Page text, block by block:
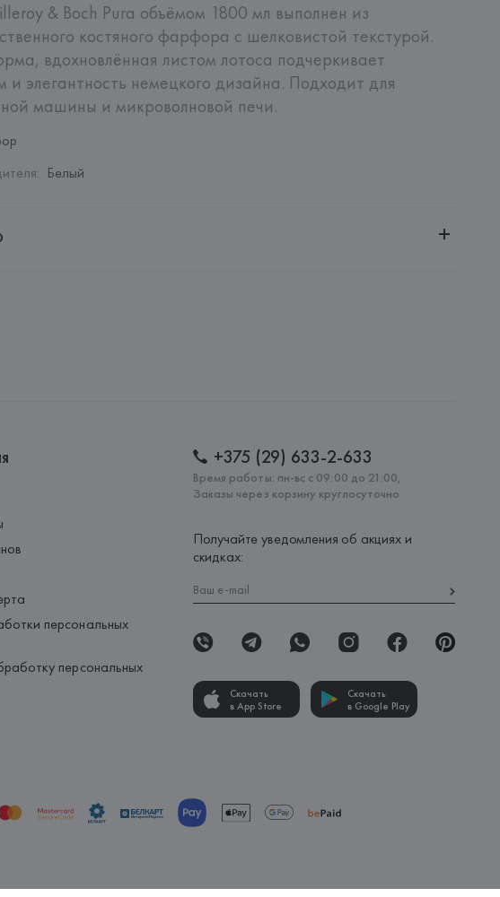
& Boch Pura объёмом 1800 мл выполнен из
костяного фарфора с шелковистой текстурой.
вдохновлённая листом лотоса подчеркивает
и элегантность немецкого дизайна. Подходит для
машины и микроволновой печи.
: Белый
персональных
персональных
+375 (29) 633-2-633
Время работы: пн-вс с 09:00 до 21:00,
Заказы через корзину круглосуточно
Получайте уведомления об акциях и
скидках:
Скачать
в App Store
Скачать
в Google Play